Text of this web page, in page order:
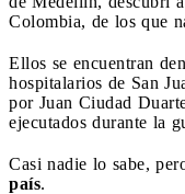
Colombia, de los que
Ellos se encuentran
hospitalarios de San
por Juan Ciudad
ejecutados durante la
Casi nadie lo sabe,
país.